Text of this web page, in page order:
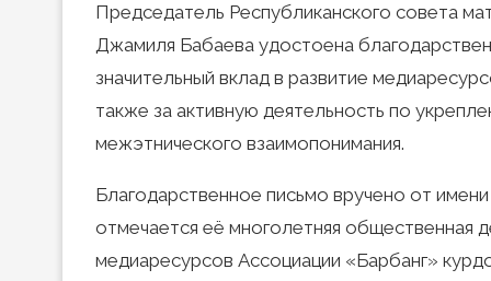
Председатель Республиканского совета
Джамиля Бабаева удостоена
значительный вклад в развитие
также за активную деятельность по
межэтнического взаимопонимания.
Благодарственное письмо вручено от
отмечается её многолетняя общественная
медиаресурсов Ассоциации «Барбанг»